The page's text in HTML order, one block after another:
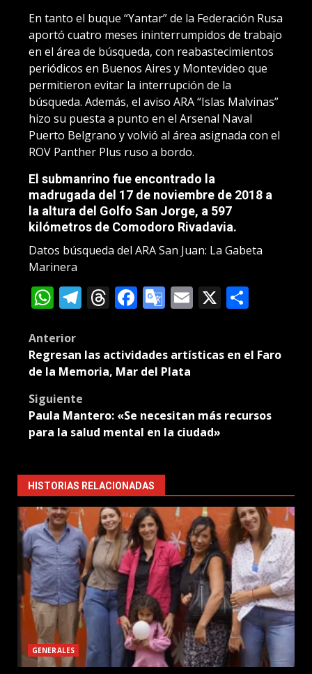
En tanto el buque “Yantar” de la Federación Rusa
aportó cuatro meses ininterrumpidos de trabajo
en el área de búsqueda, con reabastecimientos
periódicos en Buenos Aires y Montevideo que
permitieron evitar la interrupción de la
búsqueda. Además, el aviso ARA “Islas Malvinas”
hizo su puesta a punto en el Arsenal Naval
Puerto Belgrano y volvió al área asignada con el
ROV Panther Plus ruso a bordo.
El submanrino fue encontrado la
madrugada del 17 de noviembre de 2018 a
la altura del Golfo San Jorge, a 597
kilómetros de Comodoro Rivadavia.
Datos búsqueda del ARA San Juan: La Gabeta
Marinera
WhatsApp
Telegram
Threads
Facebook
Google
Email
X
Post
navigation
Anterior
Regresan las actividades artísticas en el Faro
de la Memoria, Mar del Plata
Siguiente
Paula Mantero: «Se necesitan más recursos
para la salud mental en la ciudad»
HISTORIAS RELACIONADAS
GENERALES